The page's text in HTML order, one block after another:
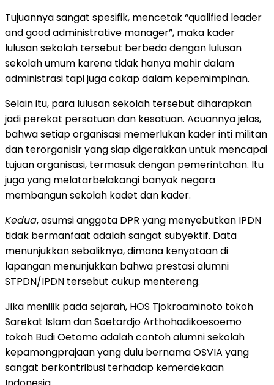
Tujuannya sangat spesifik, mencetak “qualified leader
and good administrative manager”, maka kader
lulusan sekolah tersebut berbeda dengan lulusan
sekolah umum karena tidak hanya mahir dalam
administrasi tapi juga cakap dalam kepemimpinan.
Selain itu, para lulusan sekolah tersebut diharapkan
jadi perekat persatuan dan kesatuan. Acuannya jelas,
bahwa setiap organisasi memerlukan kader inti militan
dan terorganisir yang siap digerakkan untuk mencapai
tujuan organisasi, termasuk dengan pemerintahan. Itu
juga yang melatarbelakangi banyak negara
membangun sekolah kadet dan kader.
Kedua, asumsi anggota DPR yang menyebutkan IPDN
tidak bermanfaat adalah sangat subyektif. Data
menunjukkan sebaliknya, dimana kenyataan di
lapangan menunjukkan bahwa prestasi alumni
STPDN/IPDN tersebut cukup mentereng.
Jika menilik pada sejarah, HOS Tjokroaminoto tokoh
Sarekat Islam dan Soetardjo Arthohadikoesoemo
tokoh Budi Oetomo adalah contoh alumni sekolah
kepamongprajaan yang dulu bernama OSVIA yang
sangat berkontribusi terhadap kemerdekaan